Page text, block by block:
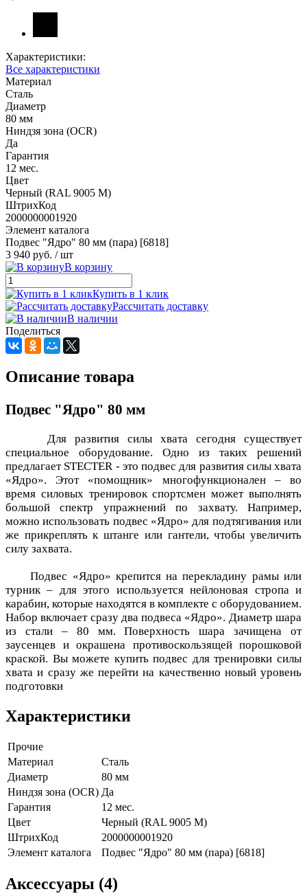
Характеристики:
Все характеристики
Материал
Сталь
Диаметр
80 мм
Ниндзя зона (OCR)
Да
Гарантия
12 мес.
Цвет
Черный (RAL 9005 М)
ШтрихКод
2000000001920
Элемент каталога
Подвес "Ядро" 80 мм (пара) [6818]
3 940 руб. / шт
В корзину
Купить в 1 клик
Рассчитать доставку
В наличии
Поделиться
Описание товара
Подвес "Ядро" 80 мм
Для развития силы хвата сегодня существует
специальное оборудование. Одно из таких решений
предлагает STECTER - это подвес для развития силы хвата
«Ядро». Этот «помощник» многофункционален – во
время силовых тренировок спортсмен может выполнять
большой спектр упражнений по захвату. Например,
можно использовать подвес «Ядро» для подтягивания или
же прикреплять к штанге или гантели, чтобы увеличить
силу захвата.
Подвес «Ядро» крепится на перекладину рамы или
турник – для этого используется нейлоновая стропа и
карабин, которые находятся в комплекте с оборудованием.
Набор включает сразу два подвеса «Ядро». Диаметр шара
из стали – 80 мм. Поверхность шара зачищена от
заусенцев и окрашена противоскользящей порошковой
краской. Вы можете купить подвес для тренировки силы
хвата и сразу же перейти на качественно новый уровень
подготовки
Характеристики
Прочие
Материал
Сталь
Диаметр
80 мм
Ниндзя зона (OCR) Да
Гарантия
12 мес.
Цвет
Черный (RAL 9005 М)
ШтрихКод
2000000001920
Элемент каталога
Подвес "Ядро" 80 мм (пара) [6818]
Аксессуары (4)